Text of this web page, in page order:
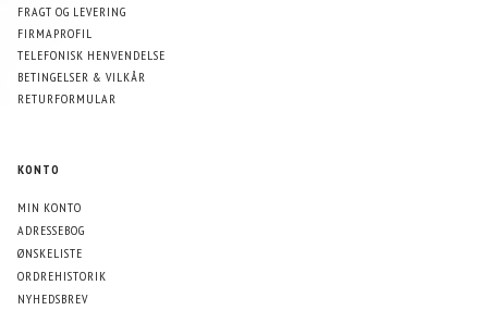
FRAGT OG LEVERING
FIRMAPROFIL
TELEFONISK HENVENDELSE
BETINGELSER & VILKÅR
RETURFORMULAR
KONTO
MIN KONTO
ADRESSEBOG
ØNSKELISTE
ORDREHISTORIK
NYHEDSBREV